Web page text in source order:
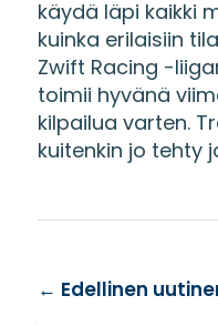
käydä läpi kaikki
kuinka erilaisiin
Zwift Racing -
toimii hyvänä
kilpailua varten.
kuitenkin jo tehty
← Edellinen